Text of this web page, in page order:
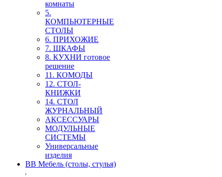
комнаты
5.
КОМПЬЮТЕРНЫЕ
СТОЛЫ
6. ПРИХОЖИЕ
7. ШКАФЫ
8. КУХНИ готовое
решение
11. КОМОДЫ
12. СТОЛ-
КНИЖКИ
14. СТОЛ
ЖУРНАЛЬНЫЙ
АКСЕССУАРЫ
МОДУЛЬНЫЕ
СИСТЕМЫ
Универсальные
изделия
ВВ Мебель (столы, стулья)